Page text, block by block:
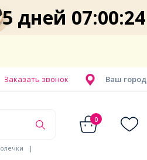
5 дней 07:00:23
Ваш город
Заказать звонок
0
|